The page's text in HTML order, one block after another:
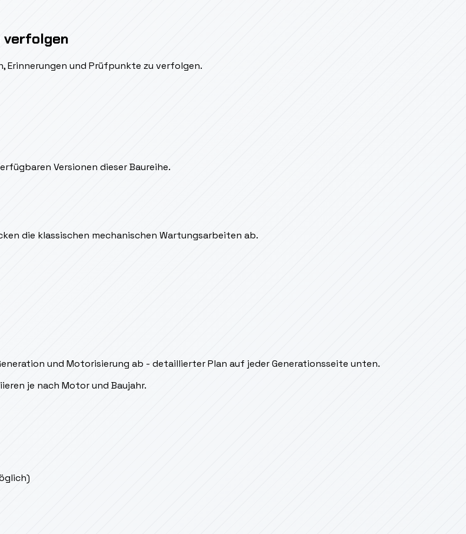
verfolgen
Erinnerungen und Prüfpunkte zu verfolgen.
Versionen dieser Baureihe.
die klassischen mechanischen Wartungsarbeiten ab.
und Motorisierung ab - detaillierter Plan auf jeder Generationsseite unten.
je nach Motor und Baujahr.